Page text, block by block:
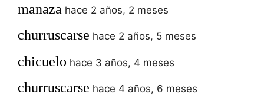
manaza hace 2 años, 2 meses
churruscarse hace 2 años, 5 meses
chicuelo hace 3 años, 4 meses
churruscarse hace 4 años, 6 meses